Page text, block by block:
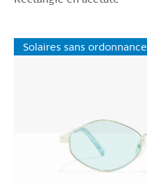
Solaires sans ordonnance